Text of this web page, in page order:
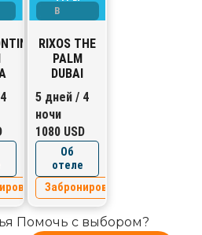
В
ОАЭ
RIXOS THE
PALM
DUBAI
5 дней / 4
ночи
1080 USD
Об
отеле
Забронировать
Помочь с выбором?